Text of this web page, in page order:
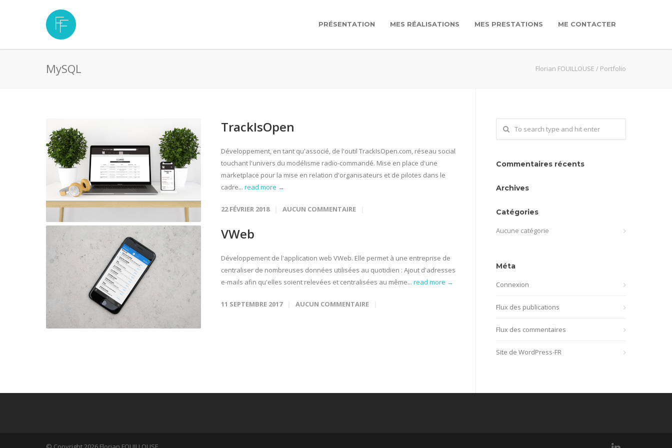
PRÉSENTATION MES RÉALISATIONS MES PRESTATIONS ME CONTACTER
MySQL Florian FOUILLOUSE / Portfolio
TrackIsOpen
Développement, en tant qu'associé, de l'outil TrackIsOpen.com, réseau social
touchant l'univers du modélisme radio-commandé. Mise en place d'une
marketplace pour la mise en relation d'organisateurs et de pilotes dans le
cadre... read more →
22 FÉVRIER 2018 AUCUN COMMENTAIRE
VWeb
Développement de l'application web VWeb. Elle permet à une entreprise de
centraliser de nombreuses données utilisées au quotidien : Ajout d'adresses
e-mails afin qu'elles soient relevées et centralisées au même... read more →
11 SEPTEMBRE 2017 AUCUN COMMENTAIRE
Commentaires récents
Archives
Catégories
Aucune catégorie
Méta
Connexion
Flux des publications
Flux des commentaires
Site de WordPress-FR